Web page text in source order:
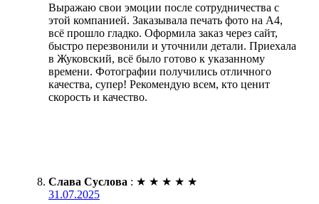
Выражаю свои эмоции после сотрудничества с
этой компанией. Заказывала печать фото на А4,
всё прошло гладко. Оформила заказ через сайт,
быстро перезвонили и уточнили детали. Приехала
в Жуковский, всё было готово к указанному
времени. Фотографии получились отличного
качества, супер! Рекомендую всем, кто ценит
скорость и качество.
Слава Суслова : ★ ★ ★ ★ ★
31.07.2025